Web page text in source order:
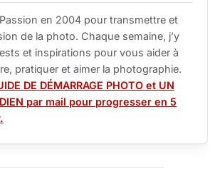
en 2004 pour transmettre et
de la photo. Chaque semaine, j’y
et inspirations pour vous aider à
pratiquer et aimer la photographie.
DE DÉMARRAGE PHOTO et UN
par mail pour progresser en 5